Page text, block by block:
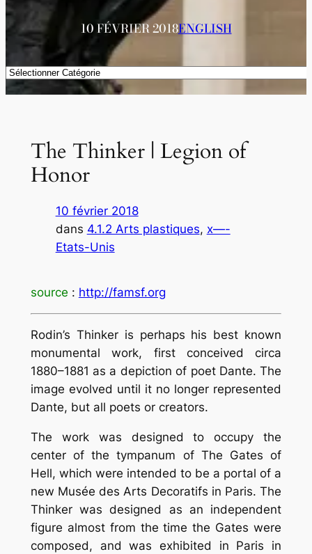
10 FÉVRIER 2018ENGLISH
Catégories
The Thinker | Legion of
Honor
10 février 2018
dans 4.1.2 Arts plastiques, x—-
Etats-Unis
source : http://famsf.org
Rodin’s Thinkeris perhaps his best known
monumental work, first conceived circa
1880–1881 as a depiction of poet Dante. The
image evolved until it no longer represented
Dante, but all poets or creators.
The work was designed to occupy the
center of the tympanum of The Gates of
Hell, which were intended to be a portal of a
new Musée des Arts Decoratifs in Paris.The
Thinkerwas designed as an independent
figure almost from the time the Gates were
composed, and was exhibited in Paris in